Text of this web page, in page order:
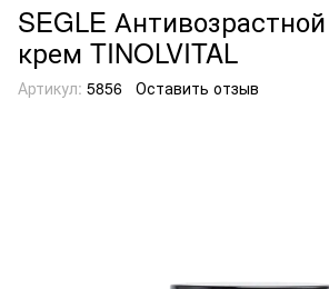
SEGLE
крем TINOLVITAL
Артикул: 5856 Оставить отзыв